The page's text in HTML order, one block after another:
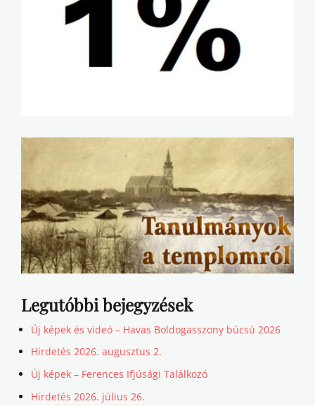
Legutóbbi bejegyzések
Új képek és videó – Havas Boldogasszony búcsú 2026
Hirdetés 2026. augusztus 2.
Új képek – Ferences Ifjúsági Találkozó
Hirdetés 2026. július 26.